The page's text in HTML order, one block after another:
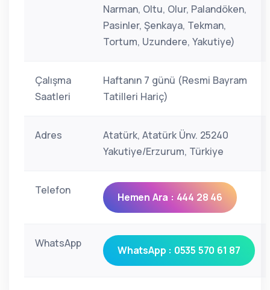
Narman, Oltu, Olur, Palandöken,
Pasinler, Şenkaya, Tekman,
Tortum, Uzundere, Yakutiye)
Çalışma
Saatleri
Haftanın 7 günü (Resmi Bayram
Tatilleri Hariç)
Adres
Atatürk, Atatürk Ünv. 25240
Yakutiye/Erzurum, Türkiye
Telefon
Hemen Ara : 444 28 46
WhatsApp
WhatsApp : 0535 570 61 87